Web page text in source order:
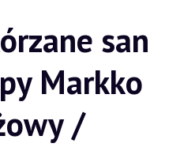
san
Markko
/